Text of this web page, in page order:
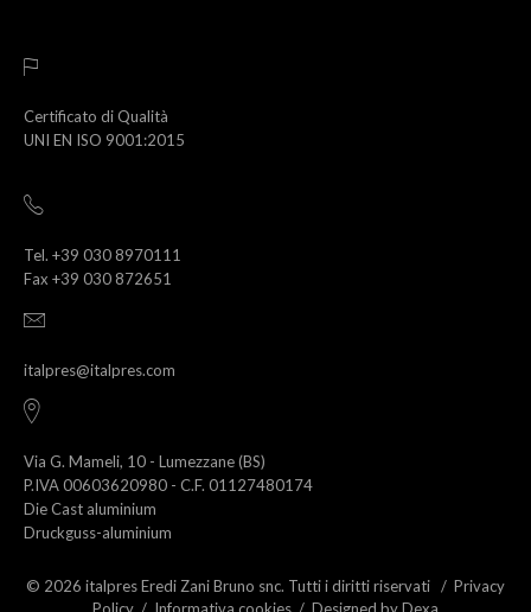
Certificato di Qualità
UNI EN ISO 9001:2015
Tel. +39 030 8970111
Fax +39 030 872651
italpres@italpres.com
Via G. Mameli, 10 - Lumezzane (BS)
P.IVA 00603620980 - C.F. 01127480174
Die Cast aluminium
Druckguss-aluminium
© 2026 italpres Eredi Zani Bruno snc. Tutti i diritti riservati / Privacy
Policy / Informativa cookies / Designed by Dexa